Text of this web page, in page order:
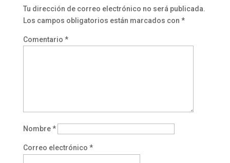
Tu dirección de correo electrónico no será publicada.
Los campos obligatorios están marcados con *
Comentario *
Nombre*
Correo electrónico *